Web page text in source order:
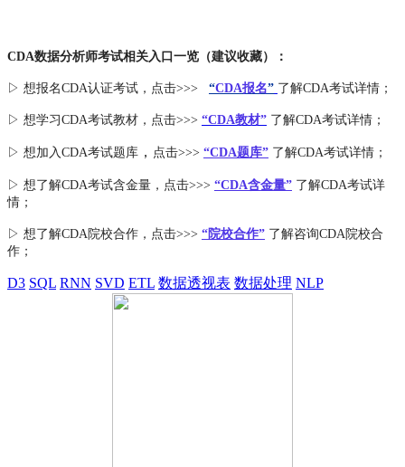
CDA数据分析师考试相关入口一览（建议收藏）：
▷ 想报名CDA认证考试，点击>>> “CDA报名” 了解CDA考试详情；
▷ 想学习CDA考试教材，点击>>> “CDA教材” 了解CDA考试详情；
▷ 想加入CDA考试题库 ， 点击>>> “CDA题库” 了解CDA考试详情；
▷ 想了解CDA考试含金量 ，点击>>> “CDA含金量” 了解CDA考试详
情；
▷ 想了解CDA院校合作 ，点击>>> “院校合作” 了解咨询CDA院校合
作；
D3 SQL RNN SVD ETL 数据透视表 数据处理 NLP